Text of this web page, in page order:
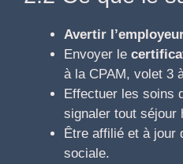
Avertir
Envoyer le
à la CPAM, volet 3
Effectuer les soins
signaler tout séjour
Être affilié et à jour
sociale.